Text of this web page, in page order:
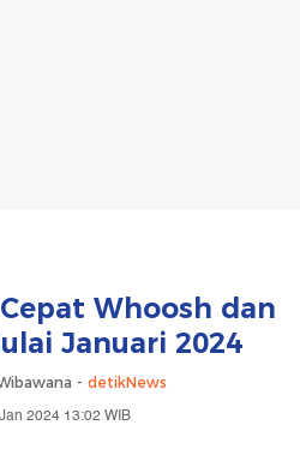
Whoosh dan
Januari 2024
- detikNews
2024 13:02 WIB